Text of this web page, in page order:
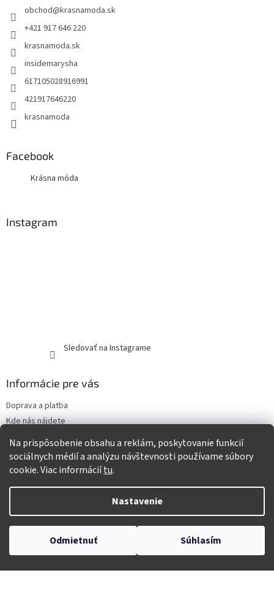
Na prispôsobenie obsahu a reklám, poskytovanie funkcií
sociálnych médií a analýzu návštevnosti používame súbory
cookie. Viac informáciítu.
Nastavenie
Odmietnuť Súhlasím
obchod@krasnamoda.sk
+421 917 646 220
krasnamoda.sk
insidemarysha
617105028916991
421917646220
krasnamoda
Facebook
Krásna móda
Instagram
Sledovať na Instagrame
Informácie pre vás
Doprava a platba
Kde nás nájdete
Predajňa Stropkov
Napíšte nám
Ako balíme tovar
Obchodné podmienky
Podmienky ochrany osobných údajov
Zásady používania cookies Vrátenie tovaru a reklamácie